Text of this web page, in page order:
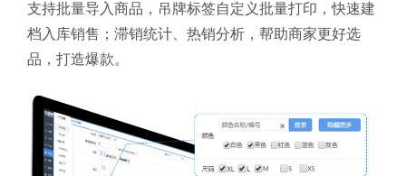
支持批量导入商品，吊牌标签自定义批量打印，快速建
档入库销售；滞销统计、热销分析，帮助商家更好选
品，打造爆款。